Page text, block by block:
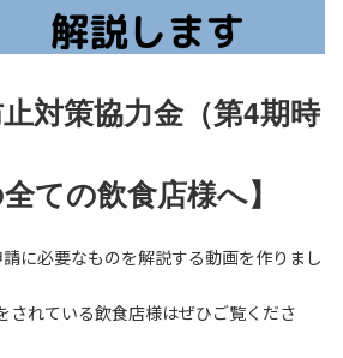
対策協力金（第4期時
ての飲食店様へ】
に必要なものを解説する動画を作りまし
されている飲食店様はぜひご覧くださ